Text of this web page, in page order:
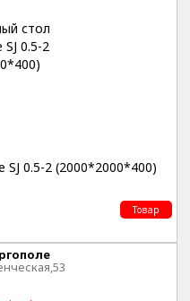
0.5-2 (2000*2000*400)
Товар